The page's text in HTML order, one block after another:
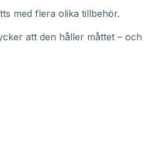
med flera olika tillbehör.
att den håller måttet – och